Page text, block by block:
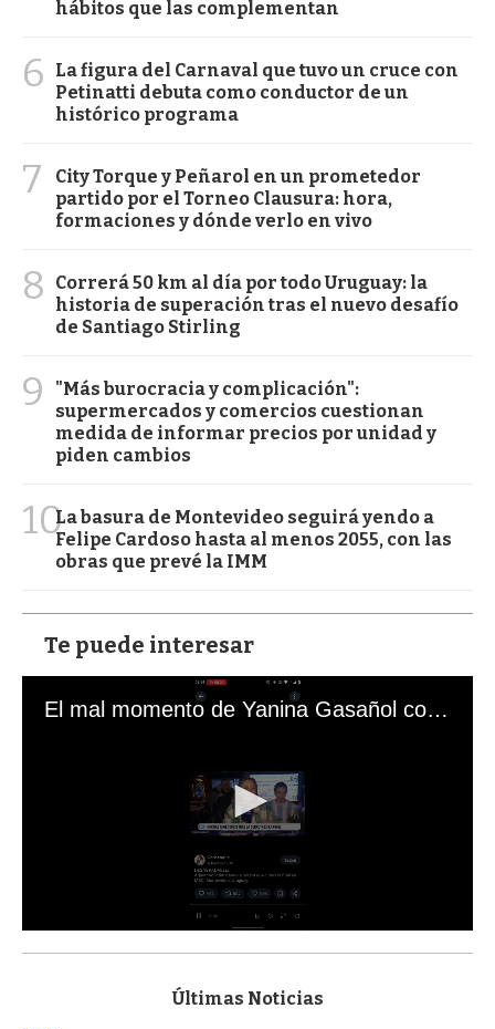
hábitos que las complementan
6
La figura del Carnaval que tuvo un cruce con
Petinatti debuta como conductor de un
histórico programa
7
City Torque y Peñarol en un prometedor
partido por el Torneo Clausura: hora,
formaciones y dónde verlo en vivo
8
Correrá 50 km al día por todo Uruguay: la
historia de superación tras el nuevo desafío
de Santiago Stirling
9
"Más burocracia y complicación":
supermercados y comercios cuestionan
medida de informar precios por unidad y
piden cambios
10La basura de Montevideo seguirá yendo a
Felipe Cardoso hasta al menos 2055, con las
obras que prevé la IMM
Te puede interesar
El mal momento de Yanina Gasañol con un hincha argentino en "Subrayado"
s
Últimas Noticias